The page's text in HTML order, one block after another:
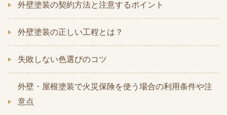
外壁塗装の契約方法と注意するポイント
外壁塗装の正しい工程とは？
失敗しない色選びのコツ
外壁・屋根塗装で火災保険を使う場合の利用条件や注
意点